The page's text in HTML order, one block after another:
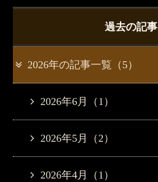
過去の記事
2026年の記事一覧（5）
2026年6月（1）
2026年5月（2）
2026年4月（1）